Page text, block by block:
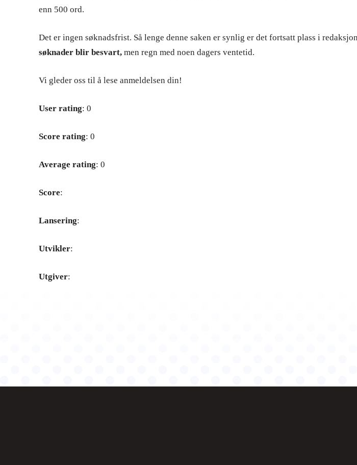
enn 500 ord.
Det er ingen søknadsfrist. Så lenge denne saken er synlig er det fortsatt plass i
søknader blir besvart, men regn med noen dagers ventetid.
Vi gleder oss til å lese anmeldelsen din!
User rating: 0
Score rating: 0
Average rating: 0
Score:
Lansering:
Utvikler:
Utgiver: